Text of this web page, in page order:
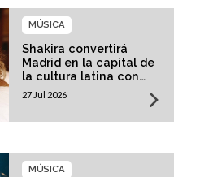
Shakira convertirá
Madrid en la capital de
la cultura latina con
una residencia histórica
MÚSICA
27 Jul 2026
MÚSICA